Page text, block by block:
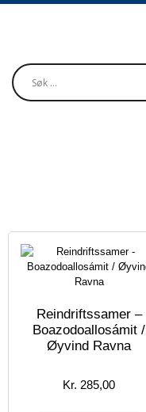
Reindriftssamer –
Boazodoallosámit /
Øyvind Ravna
Kr 285,00